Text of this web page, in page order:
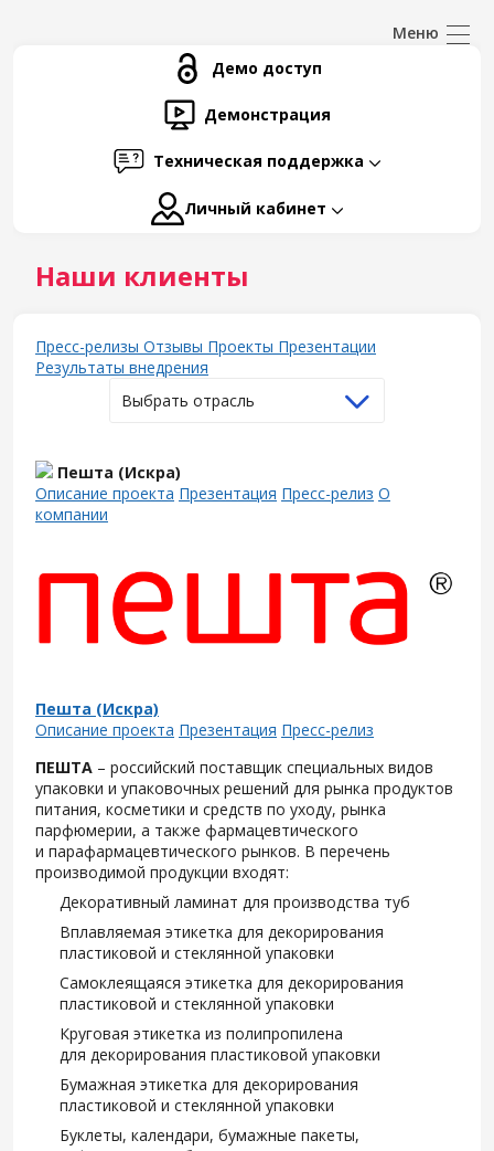
Демо доступ
Демонстрация
Техническая поддержка
Личный кабинет
Наши клиенты
Пресс-релизы Отзывы Проекты Презентации
Результаты внедрения
Выбрать отрасль
Пешта (Искра)
Описание проекта Презентация Пресс-релиз О
компании
Пешта (Искра)
Описание проекта Презентация Пресс-релиз
ПЕШТА – российский поставщик специальных видов
упаковки и упаковочных решений для рынка продуктов
питания, косметики и средств по уходу, рынка
парфюмерии, а также фармацевтического
и парафармацевтического рынков. В перечень
производимой продукции входят:
Декоративный ламинат для производства туб
Вплавляемая этикетка для декорирования
пластиковой и стеклянной упаковки
Самоклеящаяся этикетка для декорирования
пластиковой и стеклянной упаковки
Круговая этикетка из полипропилена
для декорирования пластиковой упаковки
Бумажная этикетка для декорирования
пластиковой и стеклянной упаковки
Буклеты, календари, бумажные пакеты,